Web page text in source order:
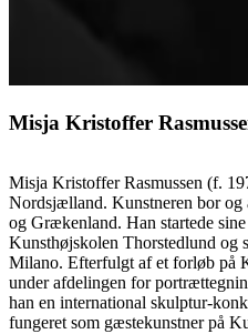
Misja Kristoffer
Misja Kristoffer Rasmussen (f.
Nordsjælland. Kunstneren bor og
og Grækenland. Han startede
Kunsthøjskolen Thorstedlund og
Milano. Efterfulgt af et forløb på
under afdelingen for
han en international skulptur-
fungeret som gæstekunstner på